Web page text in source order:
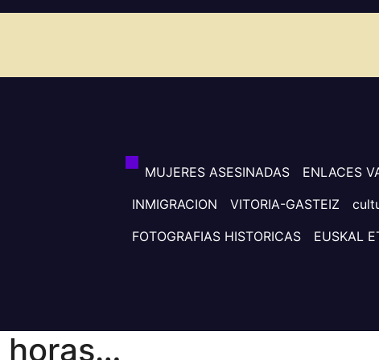
MUJERES ASESINADAS ENLACES
INMIGRACION
VITORIA-GASTEIZ
FOTOGRAFIAS HISTORICAS
EUSKAL
horas…